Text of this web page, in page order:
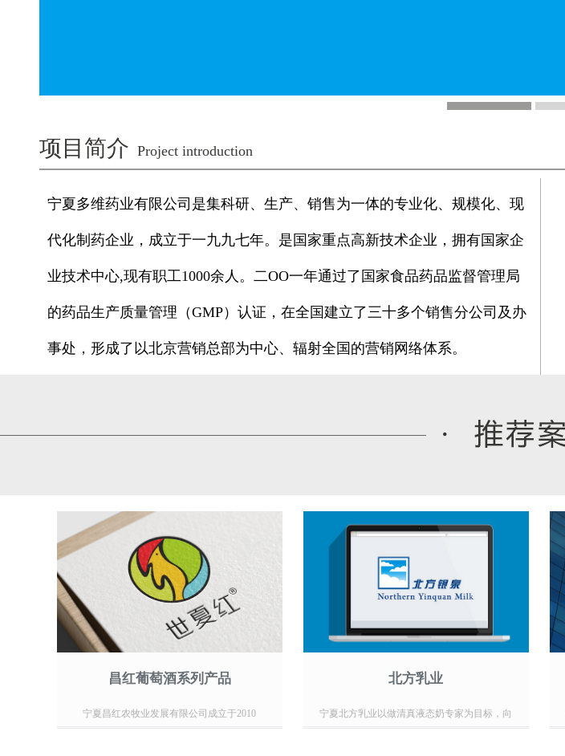
项目简介 Project introduction
宁夏多维药业有限公司是集科研、生产、销售为一体的专业化、规模化、现
代化制药企业，成立于一九九七年。是国家重点高新技术企业，拥有国家企
业技术中心,现有职工1000余人。二OO一年通过了国家食品药品监督管理局
的药品生产质量管理（GMP）认证，在全国建立了三十多个销售分公司及办
事处，形成了以北京营销总部为中心、辐射全国的营销网络体系。
昌红葡萄酒系列产品
宁夏昌红农牧业发展有限公司成立于2010
北方乳业
宁夏北方乳业以做清真液态奶专家为目标，向